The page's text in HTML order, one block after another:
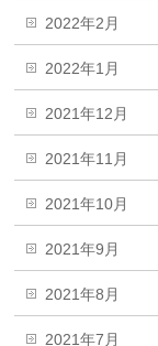
2022年2月
2022年1月
2021年12月
2021年11月
2021年10月
2021年9月
2021年8月
2021年7月